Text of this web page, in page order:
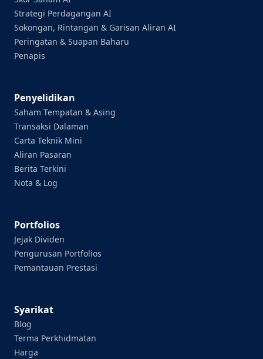
Strategi Perdagangan AI
Sokongan, Rintangan & Garisan Aliran AI
Peringatan & Suapan Baharu
Penapis
Penyelidikan
Saham Tempatan & Asing
Transaksi Dalaman
Carta Teknik Mini
Aliran Pasaran
Berita Terkini
Nota & Log
Portfolios
Jejak Dividen
Pengurusan Portfolios
Pemantauan Prestasi
Syarikat
Blog
Terma Perkhidmatan
Harga